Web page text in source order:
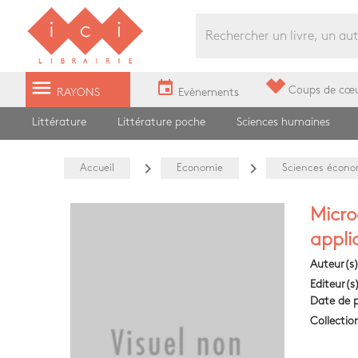
Librairie Ici Grands Boulevards
menu RAYONS event Evènements Coups de
Littérature Littérature poche Sciences humaines
Accueil navigate_next Economie navigate_next Sciences
Auteur(s)
Editeur(s)
Date de